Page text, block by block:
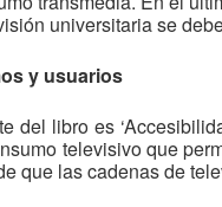
universitaria se
y usuarios
del libro es
televisivo que
que las cadenas de